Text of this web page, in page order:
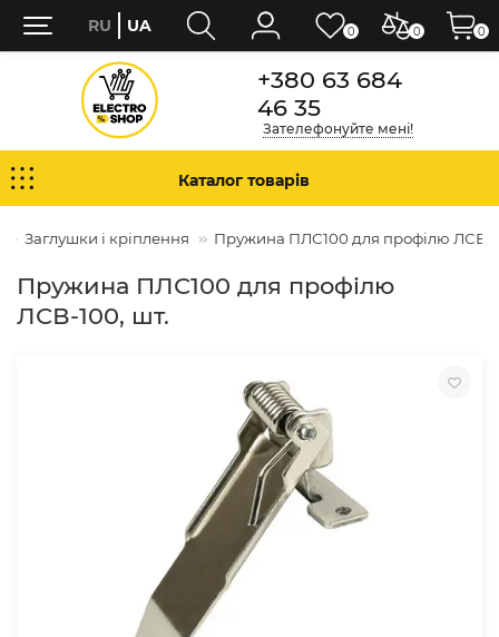
+380 63 684
46 35
Зателефонуйте мені!
Каталог товарів
Заглушки і кріплення Пружина ПЛС100 для профілю ЛСВ-
Пружина ПЛС100 для профілю
ЛСВ-100, шт.
0 0
RU UA 0